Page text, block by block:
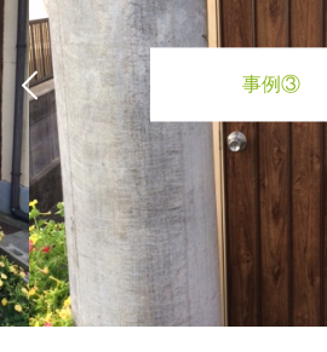
事例③